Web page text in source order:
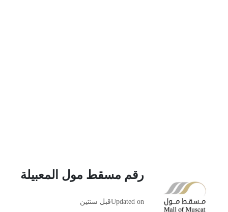
رقم مسقط مول المعبيلة
Updated onقبل سنتين